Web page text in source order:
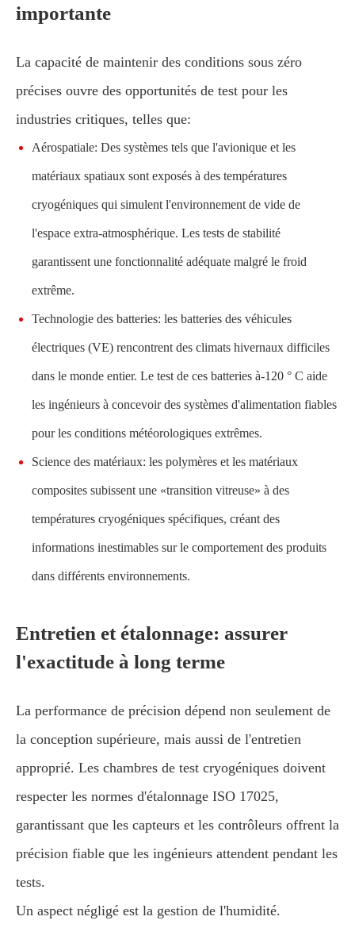
importante
La capacité de maintenir des conditions sous zéro
précises ouvre des opportunités de test pour les
industries critiques, telles que:
Aérospatiale: Des systèmes tels que l'avionique et les
matériaux spatiaux sont exposés à des températures
cryogéniques qui simulent l'environnement de vide de
l'espace extra-atmosphérique. Les tests de stabilité
garantissent une fonctionnalité adéquate malgré le froid
extrême.
Technologie des batteries: les batteries des véhicules
électriques (VE) rencontrent des climats hivernaux difficiles
dans le monde entier. Le test de ces batteries à-120 ° C aide
les ingénieurs à concevoir des systèmes d'alimentation fiables
pour les conditions météorologiques extrêmes.
Science des matériaux: les polymères et les matériaux
composites subissent une «transition vitreuse» à des
températures cryogéniques spécifiques, créant des
informations inestimables sur le comportement des produits
dans différents environnements.
Entretien et étalonnage: assurer
l'exactitude à long terme
La performance de précision dépend non seulement de
la conception supérieure, mais aussi de l'entretien
approprié. Les chambres de test cryogéniques doivent
respecter les normes d'étalonnage ISO 17025,
garantissant que les capteurs et les contrôleurs offrent la
précision fiable que les ingénieurs attendent pendant les
tests.
Un aspect négligé est la gestion de l'humidité.